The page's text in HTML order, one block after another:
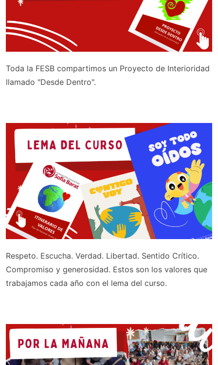
Toda la FESB compartimos un Proyecto de Interioridad
llamado "Desde Dentro".
Respeto. Escucha. Verdad. Libertad. Sentido Crítico.
Compromiso y generosidad. Estos son los valores que
trabajamos cada año con el lema del curso.